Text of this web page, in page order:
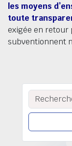
les moyens
toute
exigée en retour
subventionnent